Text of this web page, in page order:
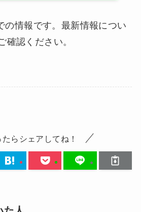
情報です。最新情報につい
確認ください。
たらシェアしてね！